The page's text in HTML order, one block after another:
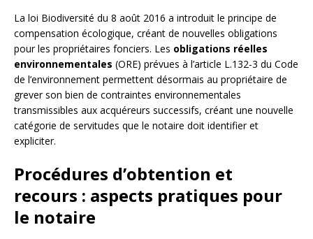
La loi Biodiversité du 8 août 2016 a introduit le principe de
compensation écologique, créant de nouvelles obligations
pour les propriétaires fonciers. Les obligations réelles
environnementales (ORE) prévues à l’article L.132-3 du Code
de l’environnement permettent désormais au propriétaire de
grever son bien de contraintes environnementales
transmissibles aux acquéreurs successifs, créant une nouvelle
catégorie de servitudes que le notaire doit identifier et
expliciter.
Procédures d’obtention et
recours : aspects pratiques pour
le notaire